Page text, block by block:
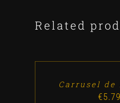
Related
CART
DETALLESCarrusel de
€5.79